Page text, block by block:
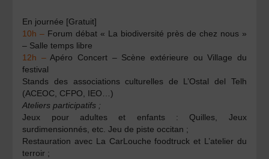
En journée [Gratuit]
10h – Forum débat « La biodiversité près de chez nous »
– Salle temps libre
12h –Apéro Concert – Scène extérieure ou Village du
festival
Stands des associations culturelles de L’Ostal del Telh
(ACEOC, CFPO, IEO…)
Ateliers participatifs ;
Jeux pour adultes et enfants : Quilles, Jeux
surdimensionnés, etc. Jeu de piste occitan ;
Restauration avec La CarLouche foodtruck et L’atelier du
terroir ;